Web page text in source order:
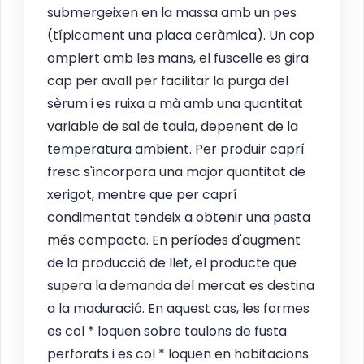
submergeixen en la massa amb un pes
(típicament una placa ceràmica). Un cop
omplert amb les mans, el fuscelle es gira
cap per avall per facilitar la purga del
sèrum i es ruixa a mà amb una quantitat
variable de sal de taula, depenent de la
temperatura ambient. Per produir caprí
fresc s'incorpora una major quantitat de
xerigot, mentre que per caprí
condimentat tendeix a obtenir una pasta
més compacta. En períodes d'augment
de la producció de llet, el producte que
supera la demanda del mercat es destina
a la maduració. En aquest cas, les formes
es col * loquen sobre taulons de fusta
perforats i es col * loquen en habitacions